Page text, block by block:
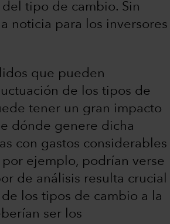
tipo de cambio. Sin
noticia para los inversores
que pueden
de los tipos de
tener un gran impacto
dónde genere dicha
con gastos considerables
ejemplo, podrían verse
de análisis resulta crucial
los tipos de cambio a la
ser los